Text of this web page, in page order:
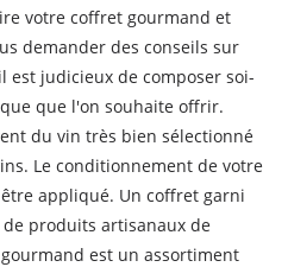
votre coffret gourmand et
demander des conseils sur
est judicieux de composer soi-
que l'on souhaite offrir.
du vin très bien sélectionné
Le conditionnement de votre
appliqué. Un coffret garni
produits artisanaux de
est un assortiment